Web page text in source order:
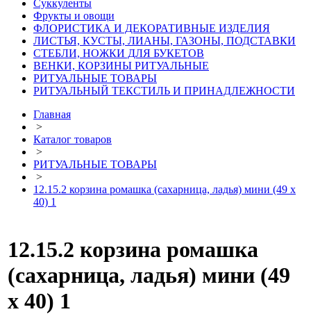
Суккуленты
Фрукты и овощи
ФЛОРИСТИКА И ДЕКОРАТИВНЫЕ ИЗДЕЛИЯ
ЛИСТЬЯ, КУСТЫ, ЛИАНЫ, ГАЗОНЫ, ПОДСТАВКИ
СТЕБЛИ, НОЖКИ ДЛЯ БУКЕТОВ
ВЕНКИ, КОРЗИНЫ РИТУАЛЬНЫЕ
РИТУАЛЬНЫЕ ТОВАРЫ
РИТУАЛЬНЫЙ ТЕКСТИЛЬ И ПРИНАДЛЕЖНОСТИ
Главная
>
Каталог товаров
>
РИТУАЛЬНЫЕ ТОВАРЫ
>
12.15.2 корзина ромашка (сахарница, ладья) мини (49 х
40) 1
12.15.2 корзина ромашка
(сахарница, ладья) мини (49
х 40) 1